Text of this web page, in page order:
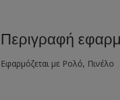
Περιγραφή
Εφαρμόζεται με Ρολό, Πινέλο